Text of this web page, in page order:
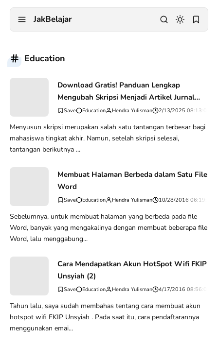
JakBelajar
Education
Download Gratis! Panduan Lengkap
Mengubah Skripsi Menjadi Artikel Jurnal
Ilmiah Education Hendra Yulisman 2/13/2025 08:13:01
Menyusun skripsi merupakan salah satu tantangan terbesar bagi
mahasiswa tingkat akhir. Namun, setelah skripsi selesai,
tantangan berikutnya ...
Membuat Halaman Berbeda dalam Satu File
Word
Education Hendra Yulisman 10/28/2016 06:19:46
Sebelumnya, untuk membuat halaman yang berbeda pada file
Word, banyak yang mengakalinya dengan membuat beberapa file
Word, lalu menggabung...
Cara Mendapatkan Akun HotSpot Wifi FKIP
Unsyiah (2)
Education Hendra Yulisman 4/17/2016 08:56:00
Tahun lalu, saya sudah membahas tentang cara membuat akun
hotspot wifi FKIP Unsyiah . Pada saat itu, cara pendaftarannya
menggunakan emai...